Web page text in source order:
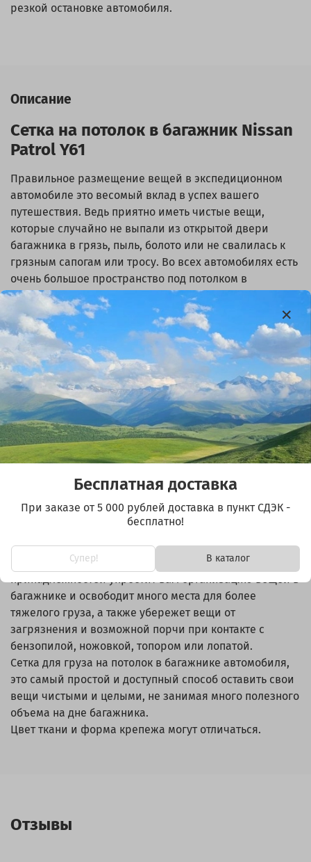
резкой остановке автомобиля.
Описание
Сетка на потолок в багажник Nissan
Patrol Y61
Правильное размещение вещей в экспедиционном
автомобиле это весомый вклад в успех вашего
путешествия. Ведь приятно иметь чистые вещи,
которые случайно не выпали из открытой двери
багажника в грязь, пыль, болото или не свалилась к
грязным сапогам или тросу. Во всех автомобилях есть
очень большое пространство под потолком в
багажнике, которое пустует, набить багажник до
потолка задача не простая, а вот прикрепить
некоторые вещи на потолке очень даже можно!Сетка
на потолок автомобиля для верхней одежды и
постельных принадлежностей
Если у вас в машине организованно спальное место,
то быстро встать на ночлег вам поможет сетка для
багажа, которая закреплена на потолке багажника.
Разложив спальник, вы просто вытаскиваете
спальные мешки и подушки прямо на свою кровать и
можете спать, а утром, нет необходимости скручивать
спальник в компрессионный мешок, можно даже не
сворачивать его, а просто положить в сетку над
головой, причем не важно в какую сторону вы спите,
во время сна сетка остается пустой.
Если у вас короткая машина или вы любите спать в
палатке, специальное место для спальных
принадлежностей упростит вам организацию вещей в
багажнике и освободит много места для более
тяжелого груза, а также убережет вещи от
загрязнения и возможной порчи при контакте с
бензопилой, ножовкой, топором или лопатой.
Сетка для груза на потолок в багажнике автомобиля,
это самый простой и доступный способ оставить свои
вещи чистыми и целыми, не занимая много полезного
объема на дне багажника.
Цвет ткани и форма крепежа могут отличаться.
Отзывы
Бесплатная доставка
При заказе от 5 000 рублей доставка в пункт СДЭК -
бесплатно!
Супер! В каталог